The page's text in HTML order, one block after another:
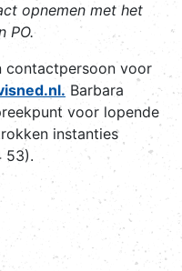
opnemen met het
PO.
contactpersoon voor
Barbara
voor lopende
instanties
53).